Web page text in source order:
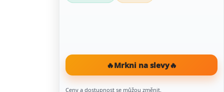
🔥Mrkni na slevy🔥
Ceny a dostupnost se můžou změnit.